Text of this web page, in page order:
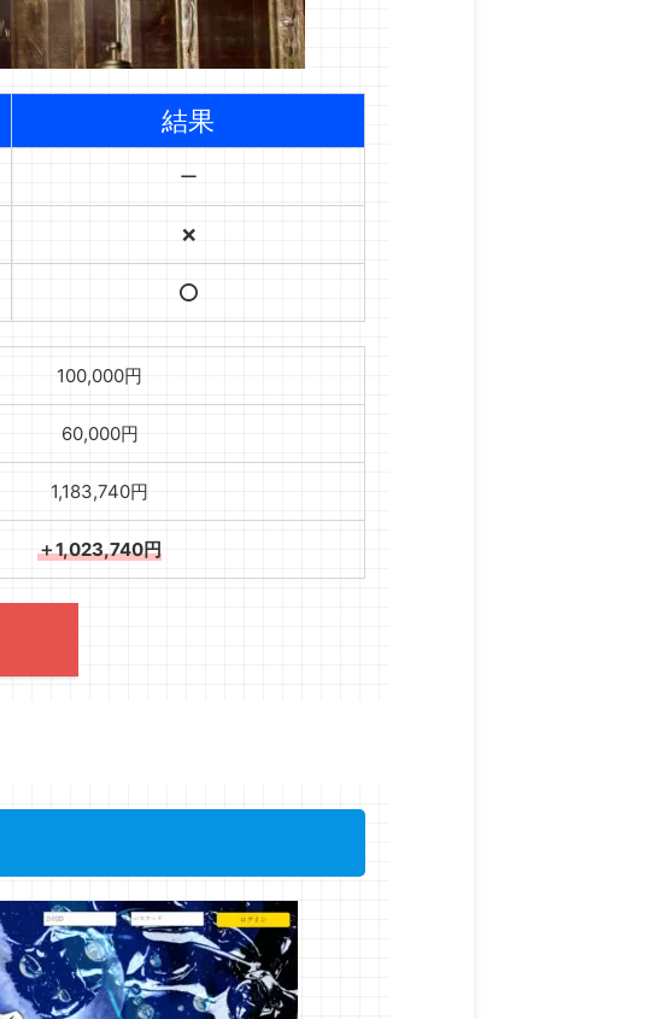
結果
ー
❌
⭕️
100,000円
60,000円
1,183,740円
＋1,023,740円